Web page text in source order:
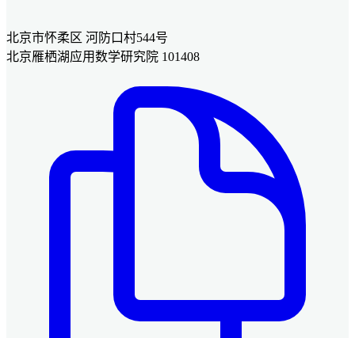
北京市怀柔区 河防口村544号
北京雁栖湖应用数学研究院 101408